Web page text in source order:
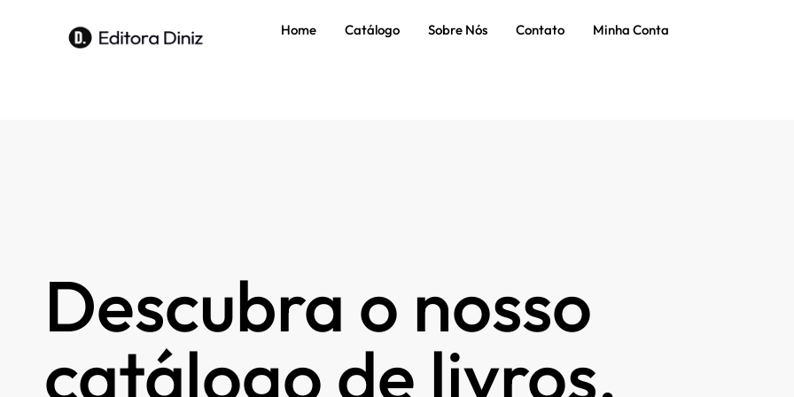
Home Catálogo Sobre Nós Contato Minha Conta
Descubra o nosso
catálogo de livros.